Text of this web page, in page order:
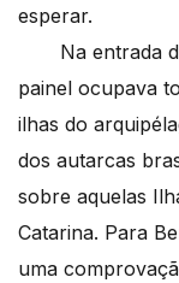
esperar.
Na entrada do
painel ocupava
ilhas do
dos autarcas
sobre aquelas
Catarina. Para
uma